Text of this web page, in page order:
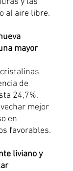
al aire libre.
mayor
de
24,7%,
mejor
en
favorables.
liviano y